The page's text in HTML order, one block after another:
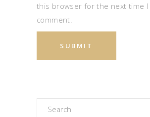
this browser for the next time I
comment.